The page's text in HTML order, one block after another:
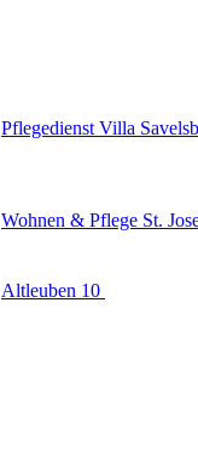
Pflegedienst Villa
Wohnen & Pflege St.
Altleuben 10